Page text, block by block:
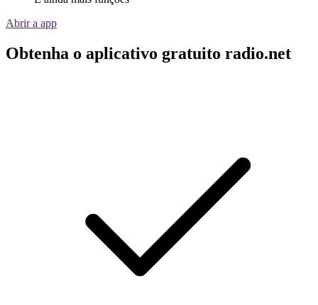
Abrir a app
Obtenha o aplicativo gratuito radio.net